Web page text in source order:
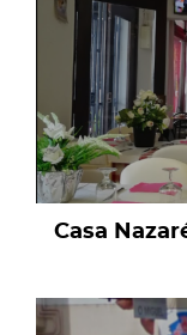
Casa
page